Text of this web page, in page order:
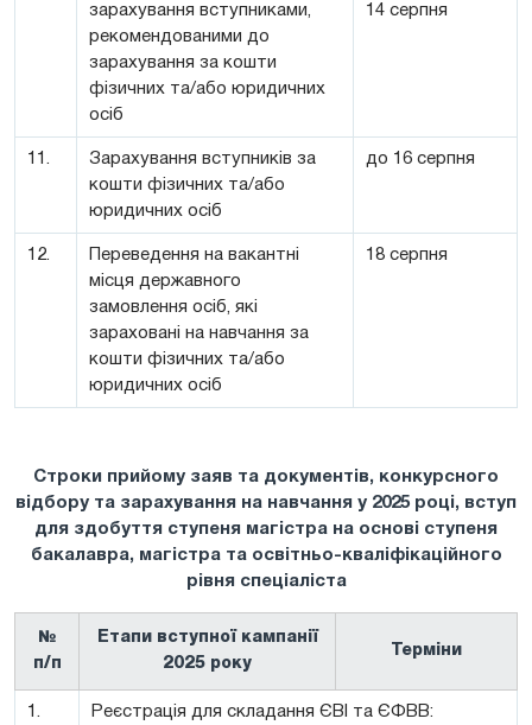
зарахування вступниками,
рекомендованими до
зарахування за кошти
фізичних та/або юридичних
осіб
14 серпня
11.
Зарахування вступників за
кошти фізичних та/або
юридичних осіб
до 16 серпня
12.
Переведення на вакантні
місця державного
замовлення осіб, які
зараховані на навчання за
кошти фізичних та/або
юридичних осіб
18 серпня
Строки прийому заяв та документів, конкурсного
відбору та зарахування на навчання у 2025 році, вступ
для здобуття ступеня магістра на основі ступеня
бакалавра, магістра та освітньо-кваліфікаційного
рівня спеціаліста
№
п/п
Етапи вступної кампанії
2025 року
Терміни
1. Реєстрація для складання ЄВІ та ЄФВВ: